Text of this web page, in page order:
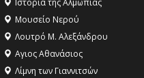
Ιστορία της Αλμωπίας
Μουσείο Νερού
Λουτρό Μ. Αλεξάνδρου
Αγιος Αθανάσιος
Λίμνη των Γιαννιτσών